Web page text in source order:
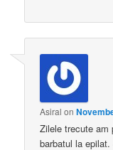
Asiral on
Zilele trecute am
barbatul la